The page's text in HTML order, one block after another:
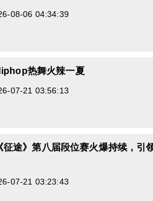
08-06 04:34:39
热舞火辣一夏
07-21 03:56:13
征途》第八届段位赛火爆持续，引
07-21 03:23:43